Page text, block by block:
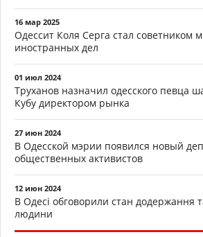
16 мар 2025
Одессит Коля Серга стал советником
иностранных дел
01 июл 2024
Труханов назначил одесского певца
Кубу директором рынка
27 июн 2024
В Одесской мэрии появился новый
общественных активистов
12 июн 2024
В Одесі обговорили стан додержання
людини